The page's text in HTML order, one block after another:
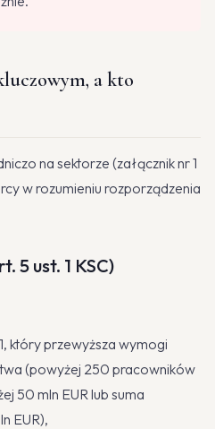
a kto
na sektorze (załącznik nr 1
w rozumieniu rozporządzenia
5 ust. 1 KSC)
który przewyższa wymogi
(powyżej 250 pracowników
50 mln EUR lub suma
EUR),